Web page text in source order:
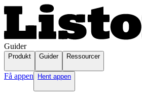
Guider
Produkt Guider Ressourcer
Få appen Hent appen